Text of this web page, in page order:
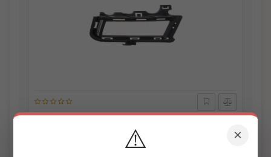
×
⚠️
ADLER 5G0853211E
Вставка бампера (під протитуманку) VW Golf VII 12-20